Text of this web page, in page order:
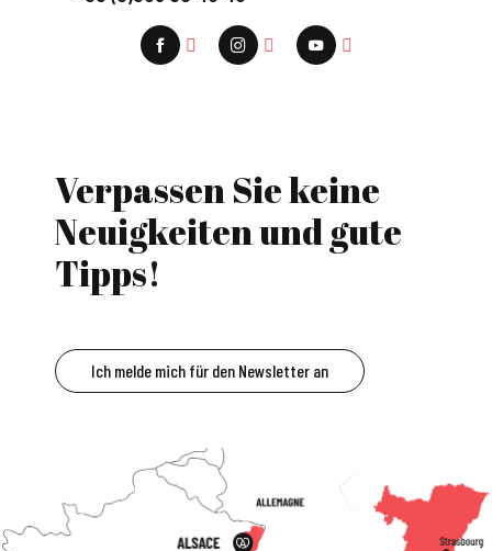
Verpassen Sie keine
Neuigkeiten und gute
Tipps!
Ich melde mich für den Newsletter an